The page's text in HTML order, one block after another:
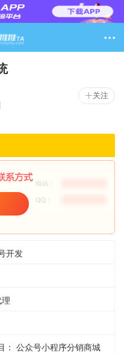
关注
开发
： 公众号小程序分销商城